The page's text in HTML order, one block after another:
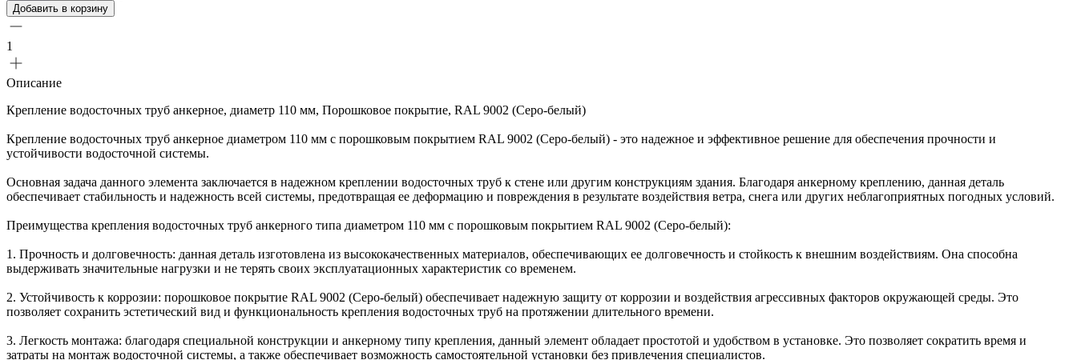
Добавить в корзину
1
Описание
Крепление водосточных труб анкерное, диаметр 110 мм, Порошковое покрытие, RAL 9002 (Серо-белый)
Крепление водосточных труб анкерное диаметром 110 мм с порошковым покрытием RAL 9002 (Серо-белый) - это надежное и эффективное решение для обеспечения прочности и
устойчивости водосточной системы.
Основная задача данного элемента заключается в надежном креплении водосточных труб к стене или другим конструкциям здания. Благодаря анкерному креплению, данная деталь
обеспечивает стабильность и надежность всей системы, предотвращая ее деформацию и повреждения в результате воздействия ветра, снега или других неблагоприятных погодных условий.
Преимущества крепления водосточных труб анкерного типа диаметром 110 мм с порошковым покрытием RAL 9002 (Серо-белый):
1. Прочность и долговечность: данная деталь изготовлена из высококачественных материалов, обеспечивающих ее долговечность и стойкость к внешним воздействиям. Она способна
выдерживать значительные нагрузки и не терять своих эксплуатационных характеристик со временем.
2. Устойчивость к коррозии: порошковое покрытие RAL 9002 (Серо-белый) обеспечивает надежную защиту от коррозии и воздействия агрессивных факторов окружающей среды. Это
позволяет сохранить эстетический вид и функциональность крепления водосточных труб на протяжении длительного времени.
3. Легкость монтажа: благодаря специальной конструкции и анкерному типу крепления, данный элемент обладает простотой и удобством в установке. Это позволяет сократить время и
затраты на монтаж водосточной системы, а также обеспечивает возможность самостоятельной установки без привлечения специалистов.